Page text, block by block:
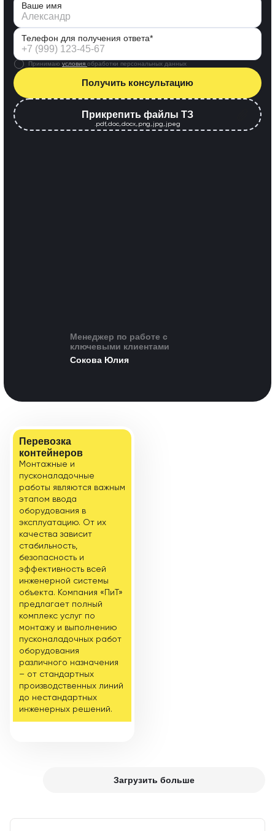
Менеджер по работе с
ключевыми клиентами
Сокова Юлия
Ваше имя
Телефон для получения ответа*
Принимаю условия обработки персональных данных
Получить консультацию
Прикрепить файлы ТЗ
.pdf,.doc,.docx,.png,.jpg,.jpeg
Перевозка
контейнеров
Монтажные и
пусконаладочные
работы являются важным
этапом ввода
оборудования в
эксплуатацию. От их
качества зависит
стабильность,
безопасность и
эффективность всей
инженерной системы
объекта. Компания «ПиТ»
предлагает полный
комплекс услуг по
монтажу и выполнению
пусконаладочных работ
оборудования
различного назначения
– от стандартных
производственных линий
до нестандартных
инженерных решений.
Загрузить больше